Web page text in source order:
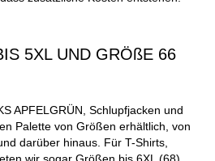
5XL UND GRÖßE 66
APFELGRÜN, Schlupfjacken und
Palette von Größen erhältlich, von
darüber hinaus. Für T-Shirts,